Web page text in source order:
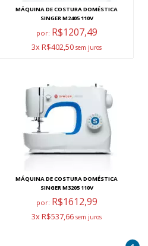
MÁQUINA DE COSTURA DOMÉSTICA
SINGER M2405 110V
por: R$1207,49
3x R$402,50
MÁQUINA DE COSTURA DOMÉSTICA
SINGER M3205 110V
por: R$1612,99
3x R$537,66